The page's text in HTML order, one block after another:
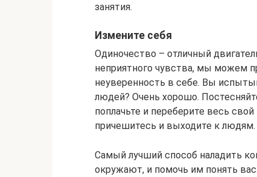
занятия.
Измените себя
Одиночество – отличный
неприятного чувства, мы можем
неуверенность в себе. Вы
людей? Очень хорошо.
поплачьте и переберите весь
причешитесь и выходите к людям.
Самый лучший способ наладить
окружают, и помочь им понять